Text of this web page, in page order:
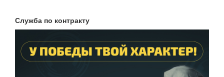
Служба по контракту